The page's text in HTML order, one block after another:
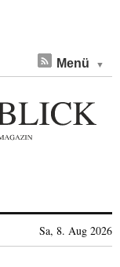
Menü
Sa, 8. Aug 2026